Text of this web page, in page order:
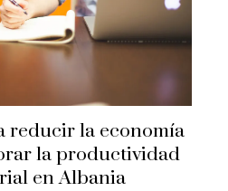
reducir la economía
la productividad
en Albania